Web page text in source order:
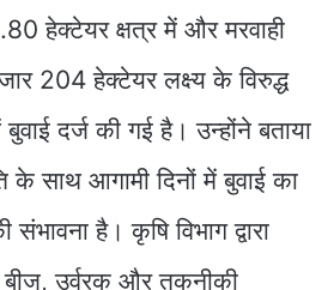
हेक्टेयर क्षत्र में और मरवाही
204 हेक्टेयर लक्ष्य के विरुद्ध
दर्ज की गई है। उन्होंने बताया
के साथ आगामी दिनों में बुवाई का
है। कृषि विभाग द्वारा
उर्वरक और तकनीकी